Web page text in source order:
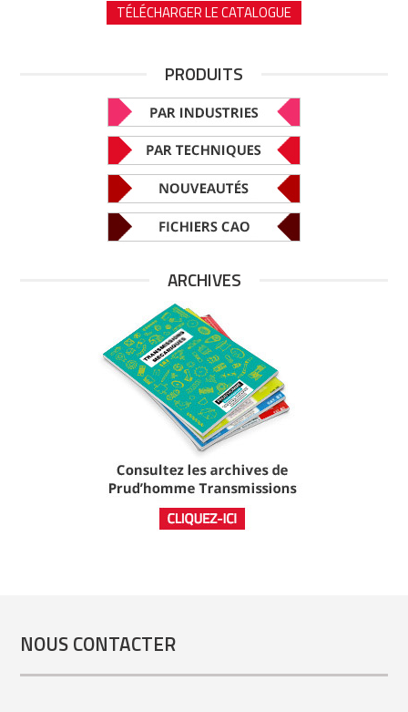
TÉLÉCHARGER LE CATALOGUE
PRODUITS
ARCHIVES
NOUS CONTACTER